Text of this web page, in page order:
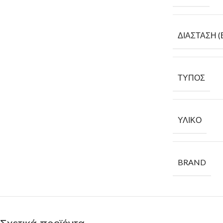
ΔΙΆΣΤΑΣΗ
ΤΎΠΟΣ
ΥΛΙΚΌ
BRAND